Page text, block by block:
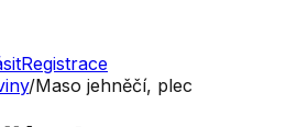
Registrace
/Maso jehněčí, plec